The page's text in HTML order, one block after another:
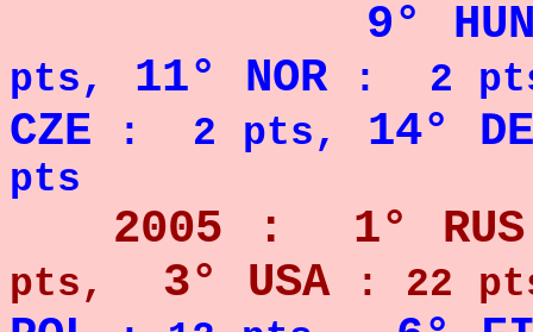
9°
pts, 11° NOR: 2
CZE : 2 pts, 14°
pts
2005 : 1° RUS
pts,
3° USA: 22